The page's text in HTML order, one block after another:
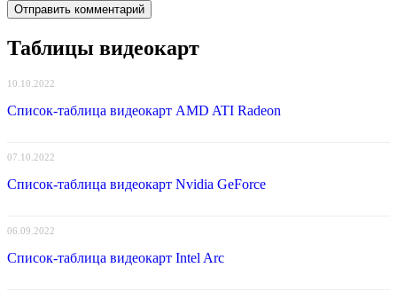
Таблицы видеокарт
10.10.2022
Список-таблица видеокарт AMD ATI Radeon
07.10.2022
Список-таблица видеокарт Nvidia GeForce
06.09.2022
Список-таблица видеокарт Intel Arc